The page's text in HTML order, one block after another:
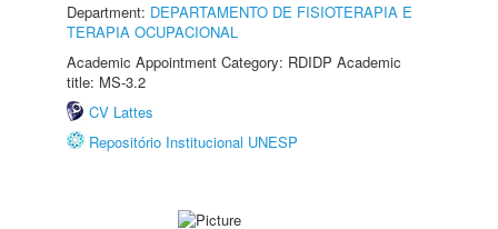
Department: DEPARTAMENTO DE FISIOTERAPIA E
TERAPIA OCUPACIONAL
Academic Appointment Category: RDIDP Academic
title: MS-3.2
CV Lattes
Repositório Institucional UNESP